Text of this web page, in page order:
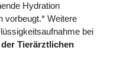
Hydration
vorbeugt.* Weitere
bei
Tierärztlichen